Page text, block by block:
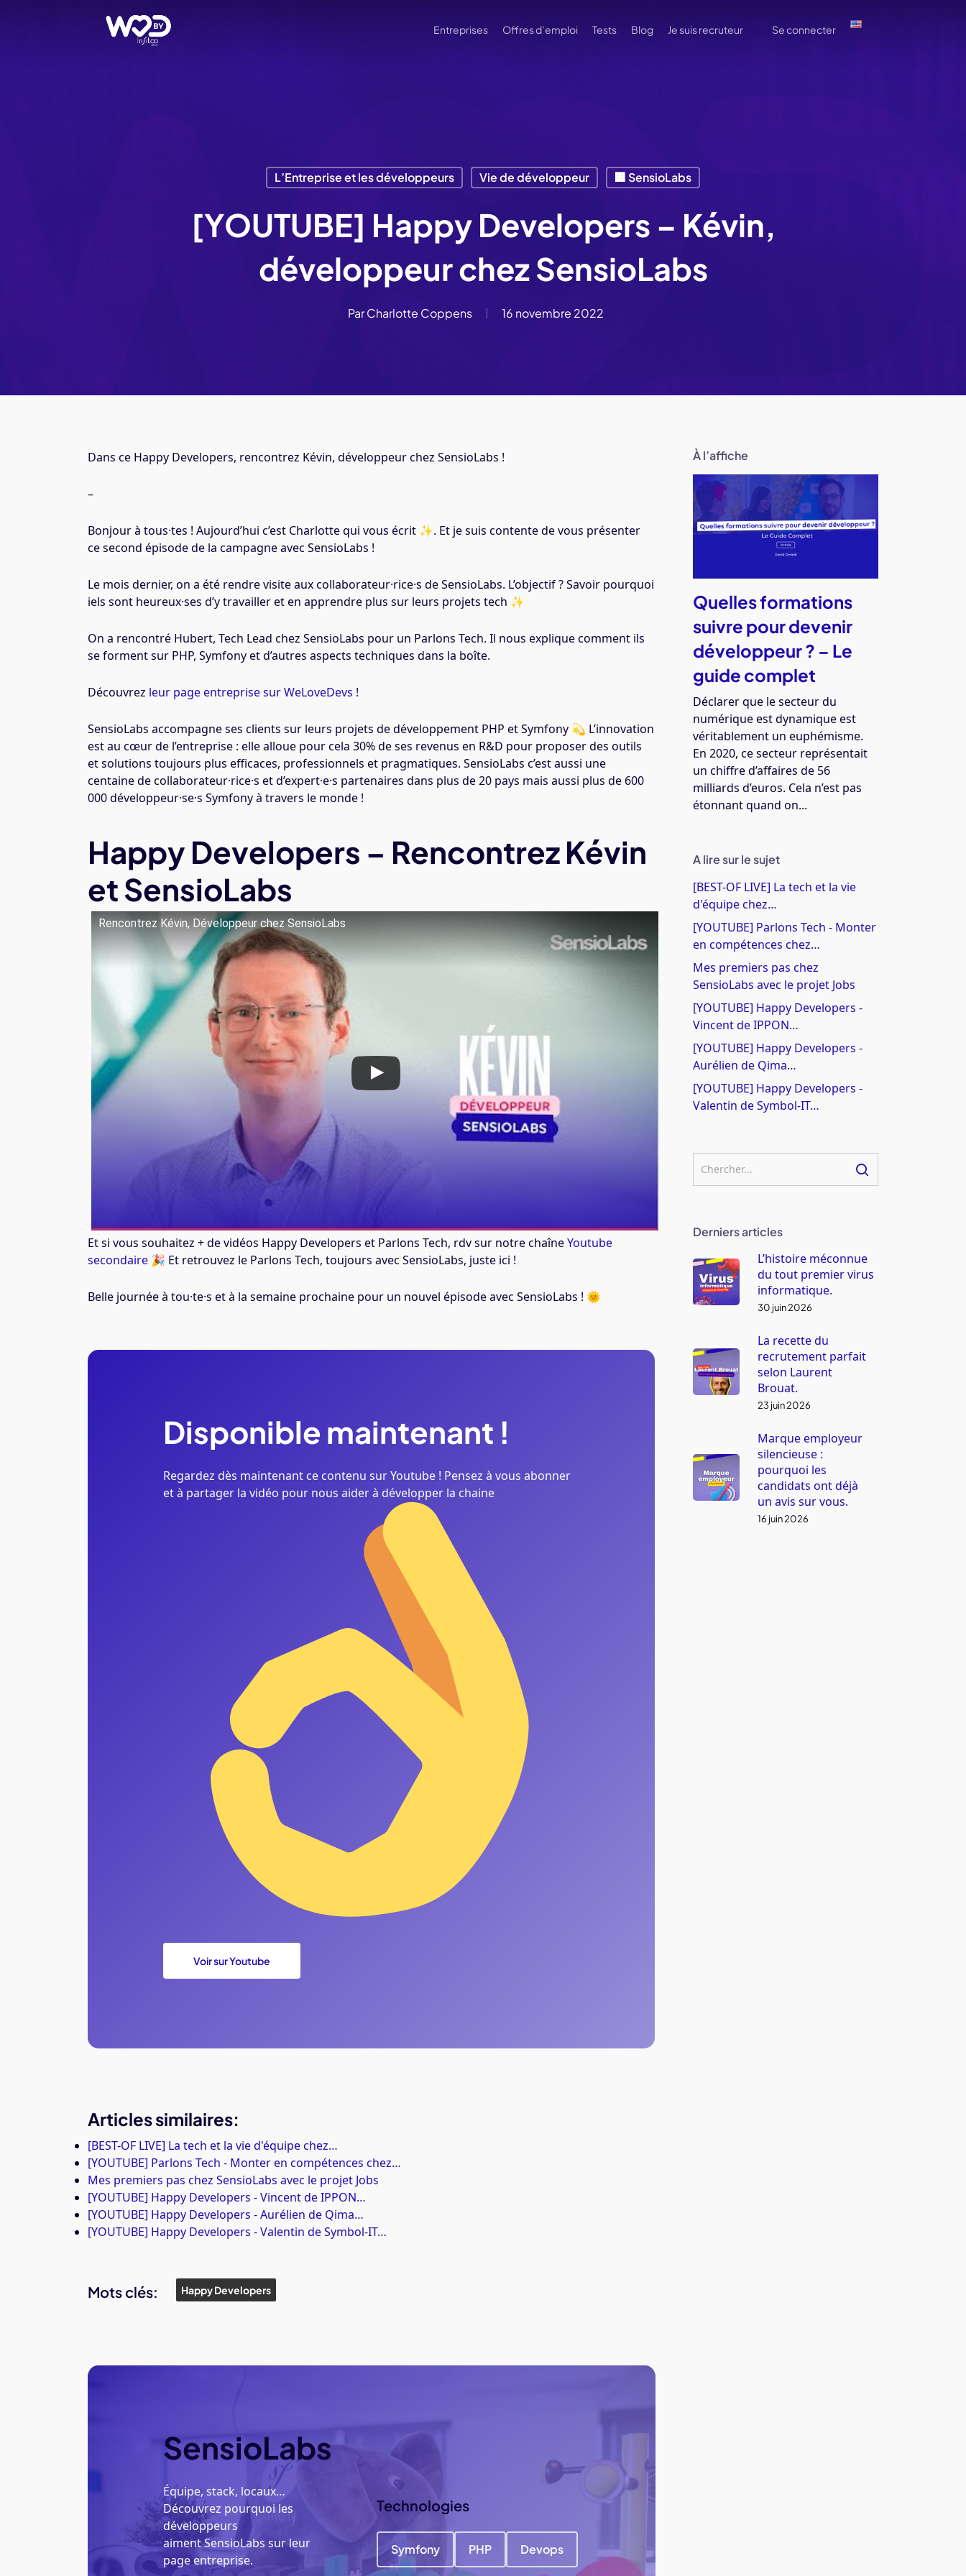
principal
Entreprises Offres d’emploi Tests Blog Je suis recruteur Se connecter
L’Entreprise et les développeurs Vie de développeur 🏢 SensioLabs
[YOUTUBE] Happy Developers – Kévin,
développeur chez SensioLabs
ParCharlotte Coppens 16 novembre 2022
Dans ce Happy Developers, rencontrez Kévin, développeur chez SensioLabs !
–
Bonjour à tous·tes ! Aujourd’hui c’est Charlotte qui vous écrit ✨. Et je suis contente de vous présenter
ce second épisode de la campagne avec SensioLabs !
Le mois dernier, on a été rendre visite aux collaborateur·rice·s de SensioLabs. L’objectif ? Savoir pourquoi
iels sont heureux·ses d’y travailler et en apprendre plus sur leurs projets tech ✨
On a rencontré Hubert, Tech Lead chez SensioLabs pour un Parlons Tech. Il nous explique comment ils
se forment sur PHP, Symfony et d’autres aspects techniques dans la boîte.
Découvrez leur page entreprise sur WeLoveDevs !
SensioLabs accompagne ses clients sur leurs projets de développement PHP et Symfony 💫 L’innovation
est au cœur de l’entreprise : elle alloue pour cela 30% de ses revenus en R&D pour proposer des outils
et solutions toujours plus efficaces, professionnels et pragmatiques. SensioLabs c’est aussi une
centaine de collaborateur·rice·s et d’expert·e·s partenaires dans plus de 20 pays mais aussi plus de 600
000 développeur·se·s Symfony à travers le monde !
Happy Developers – Rencontrez Kévin
et SensioLabs
Rencontrez Kévin, Développeur chez SensioLabs
Et si vous souhaitez + de vidéos Happy Developers et Parlons Tech, rdv sur notre chaîneYoutube
secondaire 🎉 Et retrouvez le Parlons Tech, toujours avec SensioLabs, juste ici !
Belle journée à tou·te·s et à la semaine prochaine pour un nouvel épisode avec SensioLabs ! 🌞
Disponible maintenant !
Regardez dès maintenant ce contenu sur Youtube ! Pensez à vous abonner
et à partager la vidéo pour nous aider à développer la chaine
Voir sur Youtube
Articles similaires:
[BEST-OF LIVE] La tech et la vie d'équipe chez…
[YOUTUBE] Parlons Tech - Monter en compétences chez…
Mes premiers pas chez SensioLabs avec le projet Jobs
[YOUTUBE] Happy Developers - Vincent de IPPON…
[YOUTUBE] Happy Developers - Aurélien de Qima…
[YOUTUBE] Happy Developers - Valentin de Symbol-IT…
Mots clés: Happy Developers
SensioLabs
Équipe, stack, locaux…
Découvrez pourquoi les
développeurs
aiment SensioLabs sur leur
page entreprise.
Technologies
Symfony PHP Devops
À l’affiche
Quelles formations
suivre pour devenir
développeur ? – Le
guide complet
Déclarer que le secteur du
numérique est dynamique est
véritablement un euphémisme.
En 2020, ce secteur représentait
un chiffre d’affaires de 56
milliards d’euros. Cela n’est pas
étonnant quand on...
A lire sur le sujet
[BEST-OF LIVE] La tech et la vie
d'équipe chez…
[YOUTUBE] Parlons Tech - Monter
en compétences chez…
Mes premiers pas chez
SensioLabs avec le projet Jobs
[YOUTUBE] Happy Developers -
Vincent de IPPON…
[YOUTUBE] Happy Developers -
Aurélien de Qima…
[YOUTUBE] Happy Developers -
Valentin de Symbol-IT…
Derniers articles
L’histoire méconnue
du tout premier virus
informatique.
30 juin 2026
La recette du
recrutement parfait
selon Laurent
Brouat.
23 juin 2026
Marque employeur
silencieuse :
pourquoi les
candidats ont déjà
un avis sur vous.
16 juin 2026